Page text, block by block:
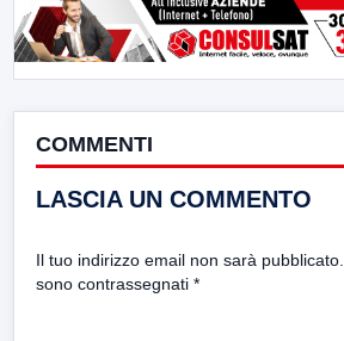
COMMENTI
LASCIA UN COMMENTO
Il tuo indirizzo email non sarà pubblicato.
sono contrassegnati *